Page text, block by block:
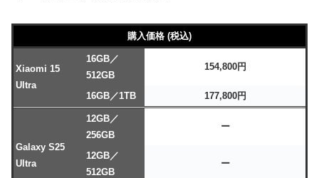
購入価格 (税込)
Xiaomi 15
Ultra
16GB／
512GB
154,800円
16GB／1TB 177,800円
Galaxy S25
Ultra
12GB／
256GB
ー
12GB／
512GB
ー